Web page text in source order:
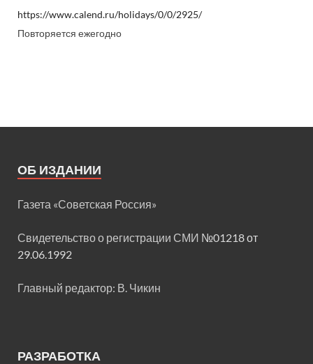
https://www.calend.ru/holidays/0/0/2925/
Повторяется ежегодно
ОБ ИЗДАНИИ
Газета «Советская Россия»
Свидетельство о регистрации СМИ №01218 от
29.06.1992
Главный редактор: В. Чикин
РАЗРАБОТКА